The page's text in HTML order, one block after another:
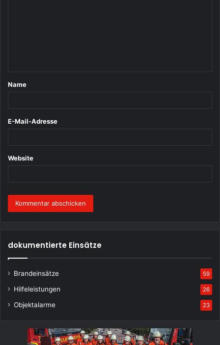
a
Name
E-Mail-Adresse
Website
dokumentierte Einsätze
Brandeinsätze 59
Hilfeleistungen 26
Objektalarme 23